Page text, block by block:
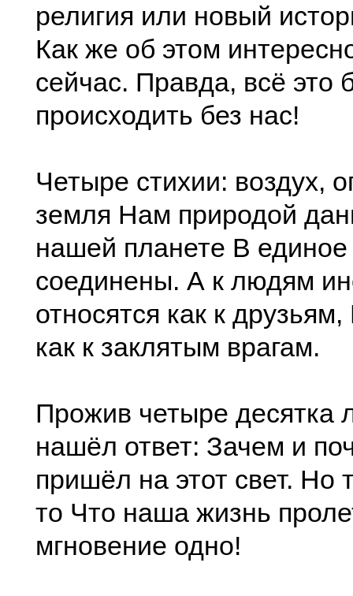
религия или новый
Как же об этом
сейчас. Правда, всё это
происходить без нас!
Четыре стихии: воздух,
земля Нам природой
нашей планете В
соединены. А к людям
относятся как к
как к заклятым врагам.
Прожив четыре десятка
нашёл ответ: Зачем и
пришёл на этот свет. Но
то Что наша жизнь
мгновение одно!